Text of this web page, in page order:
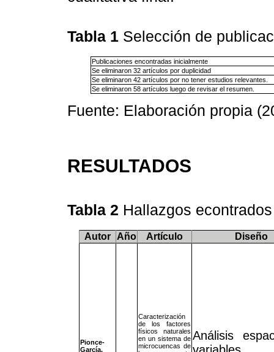
Tabla 1 Selección de
Publicaciones encontradas inicialmente
Se eliminaron 32 artículos por duplicidad
Se eliminaron 42 artículos por no tener estudios relevantes.
Se eliminaron 58 artículos luego de revisar el resumen.
Fuente: Elaboración propia
RESULTADOS
Tabla 2 Hallazgos
Autor Año Artículo Diseño
Pionce-
García,
Caracterización
de los factores
físicos naturales
en un sistema de
microcuencas de
Análisis